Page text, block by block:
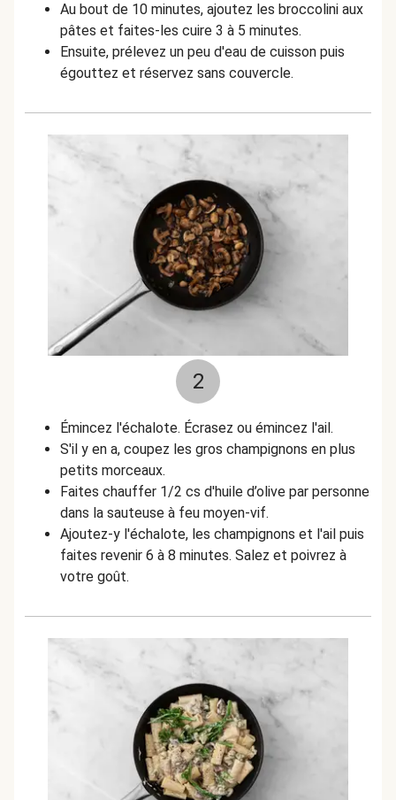
Au bout de 10 minutes, ajoutez les broccolini aux
pâtes et faites-les cuire 3 à 5 minutes.
Ensuite, prélevez un peu d'eau de cuisson puis
égouttez et réservez sans couvercle.
2
Émincez l'échalote. Écrasez ou émincez l'ail.
S'il y en a, coupez les gros champignons en plus
petits morceaux.
Faites chauffer 1/2 cs d'huile d’olive par personne
dans la sauteuse à feu moyen-vif.
Ajoutez-y l'échalote, les champignons et l'ail puis
faites revenir 6 à 8 minutes. Salez et poivrez à
votre goût.